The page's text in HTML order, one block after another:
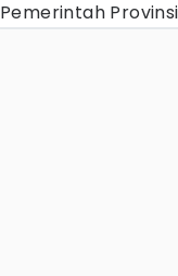
Pemerintah Provinsi